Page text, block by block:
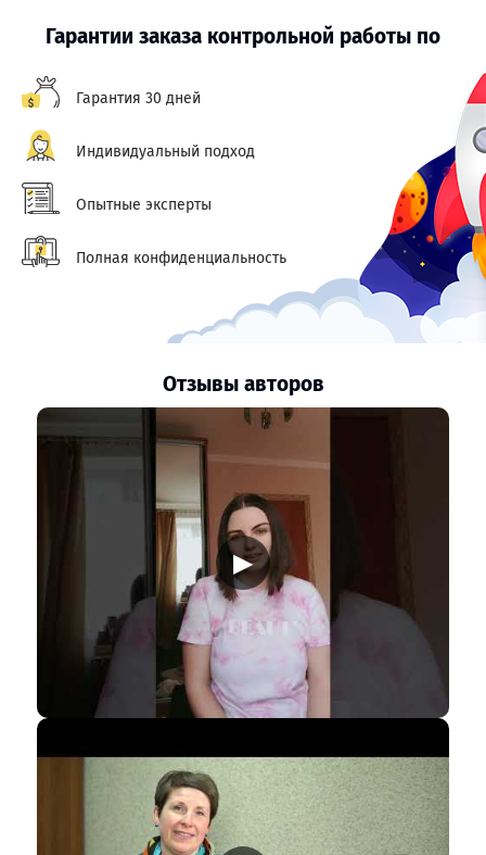
Гарантии заказа контрольной работы по
Гарантия 30 дней
Индивидуальный подход
Опытные эксперты
Полная конфиденциальность
Отзывы авторов
▶